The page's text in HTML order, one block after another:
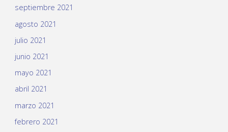
septiembre 2021
agosto 2021
julio 2021
junio 2021
mayo 2021
abril 2021
marzo 2021
febrero 2021